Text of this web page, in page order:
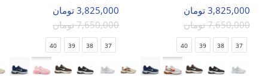
3,825,000 تومان
7,650,000 تومان
37
38
39
40
3,825,000 تومان
7,650,000 تومان
37
38
39
40